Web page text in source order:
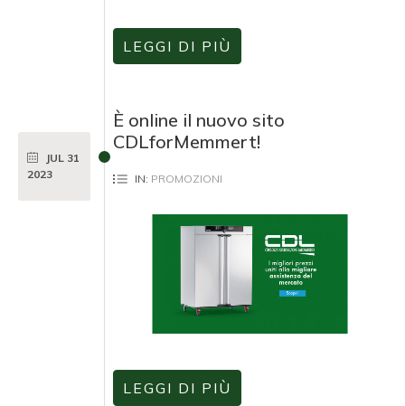
LEGGI DI PIÙ
È online il nuovo sito
CDLforMemmert!
IN: PROMOZIONI
JUL 31
2023
LEGGI DI PIÙ